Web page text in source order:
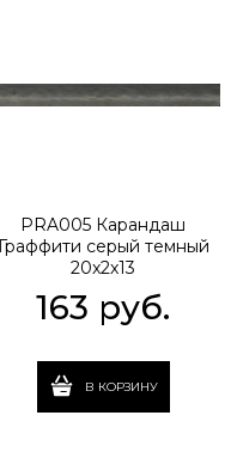
PRA005 Карандаш
Граффити серый темный
20x2x13
163 руб.
В КОРЗИНУ